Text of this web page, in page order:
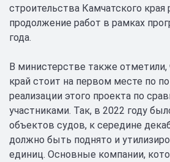
строительства Камчатского
продолжение работ в рамках
года.
В министерстве также отметили,
край стоит на первом месте по
реализации этого проекта по
участниками. Так, в 2022 году
объектов судов, к середине
должно быть поднято и
единиц. Основные компании,